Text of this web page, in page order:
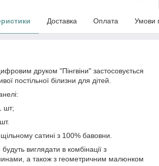
Доставка Оплата Умови
друком "Пінгвіни" застосовується
постільної білизни для дітей.
шт;
сатині з 100% бавовни.
виглядати в комбінації з
а також з геометричним малюнком